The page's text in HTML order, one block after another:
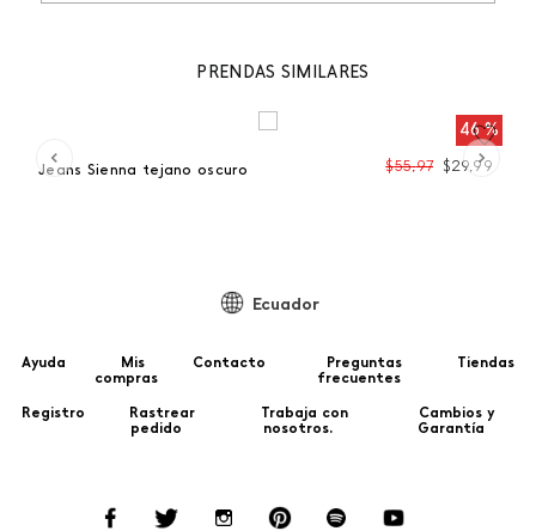
PRENDAS SIMILARES
46 %
Jeans Sienna tejano oscuro $55,97 $29,99
Ecuador
Ayuda
Mis
compras
Contacto
Preguntas
frecuentes
Tiendas
Registro
Rastrear
pedido
Trabaja con
nosotros.
Cambios y
Garantía